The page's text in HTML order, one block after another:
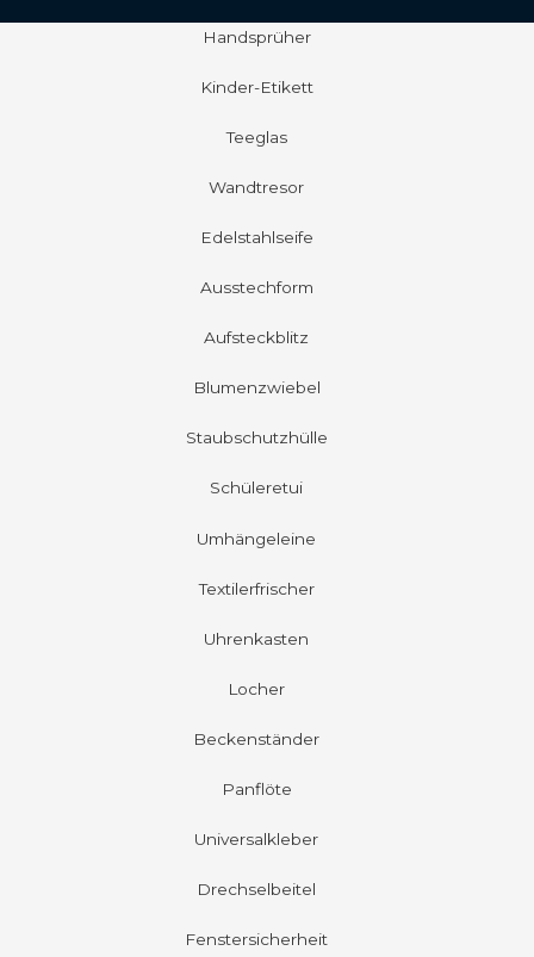
Handsprüher
Kinder-Etikett
Teeglas
Wandtresor
Edelstahlseife
Ausstechform
Aufsteckblitz
Blumenzwiebel
Staubschutzhülle
Schüleretui
Umhängeleine
Textilerfrischer
Uhrenkasten
Locher
Beckenständer
Panflöte
Universalkleber
Drechselbeitel
Fenstersicherheit